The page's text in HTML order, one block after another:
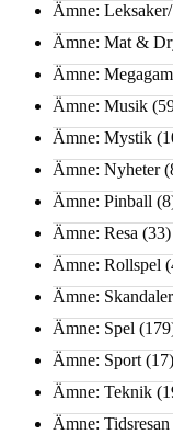
Ämne:
Ämne: Mat &
Ämne:
Ämne: Musik
Ämne: Mystik
Ämne: Nyheter
Ämne: Pinball
Ämne: Resa (33)
Ämne: Rollspel
Ämne: Skandaler
Ämne: Spel
Ämne: Sport (17)
Ämne: Teknik
Ämne: Tidsresan